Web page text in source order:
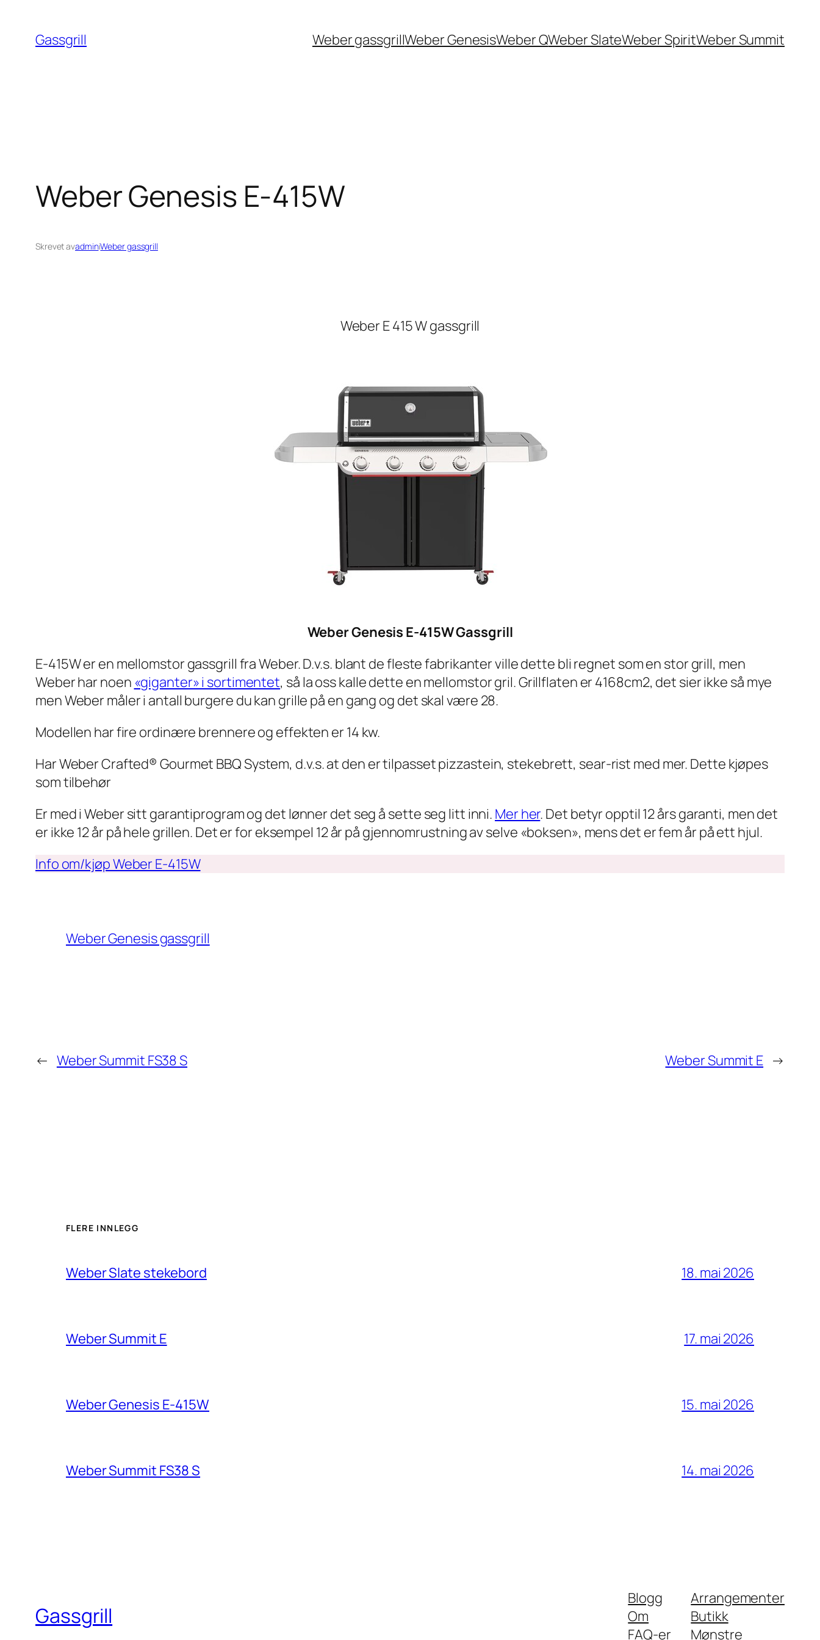
innhold
Gassgrill Weber gassgrillWeber GenesisWeber QWeber SlateWeber SpiritWeber Summit
Weber Genesis E-415W
Skrevet avadminiWeber gassgrill
Weber E 415 W gassgrill
Weber Genesis E-415W Gassgrill
E-415W er en mellomstor gassgrill fra Weber. D.v.s. blant de fleste fabrikanter ville dette bli regnet som en stor grill, men
Weber har noen «giganter» i sortimentet, så la oss kalle dette en mellomstor gril. Grillflaten er 4168cm2, det sier ikke så mye
men Weber måler i antall burgere du kan grille på en gang og det skal være 28.
Modellen har fire ordinære brennere og effekten er 14 kw.
Har Weber Crafted® Gourmet BBQ System, d.v.s. at den er tilpasset pizzastein, stekebrett, sear-rist med mer. Dette kjøpes
som tilbehør
Er med i Weber sitt garantiprogram og det lønner det seg å sette seg litt inni. Mer her. Det betyr opptil 12 års garanti, men det
er ikke 12 år på hele grillen. Det er for eksempel 12 år på gjennomrustning av selve «boksen», mens det er fem år på ett hjul.
Info om/kjøp Weber E-415W
Weber Genesis gassgrill
← Weber Summit FS38 S Weber Summit E →
FLERE INNLEGG
Weber Slate stekebord 18. mai 2026
Weber Summit E 17. mai 2026
Weber Genesis E-415W 15. mai 2026
Weber Summit FS38 S 14. mai 2026
Gassgrill
Blogg
Om
FAQ-er
Arrangementer
Butikk
Mønstre